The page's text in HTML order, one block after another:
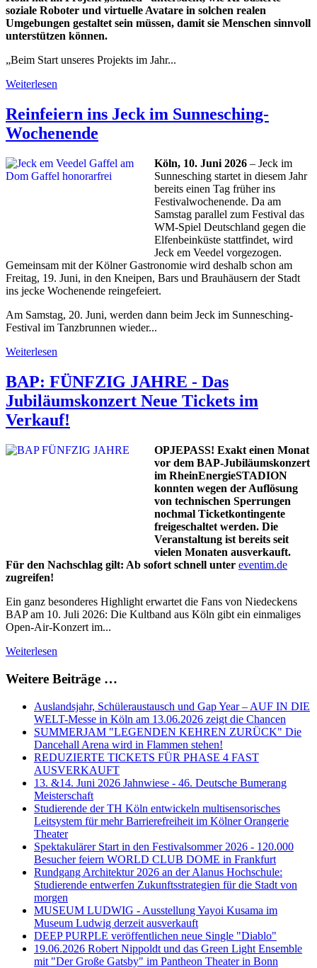
soziale Roboter und virtuelle Avatare in solchen realen
Umgebungen gestaltet sein müssen, damit sie Menschen sinnvoll
unterstützen können.
„Beim Start unseres Projekts im Jahr...
Weiterlesen
Reinfeiern ins Jeck im Sunnesching-
Wochenende
Köln, 10. Juni 2026 – Jeck im
Sunnesching startet in diesem Jahr
bereits einen Tag früher ins
Festivalwochenende. Da am
Samstag parallel zum Festival das
WM-Spiel Deutschland gegen die
Elfenbeinküste stattfindet, wird
Jeck em Veedel vorgezogen.
Gemeinsam mit der Kölner Gastronomie wird deshalb schon am
Freitag, 19. Juni, in den Kneipen, Bars und Brauhäusern der Stadt
ins jecke Wochenende reingefeiert.
Am Samstag, 20. Juni, werden dann beim Jeck im Sunnesching-
Festival im Tanzbrunnen wieder...
Weiterlesen
BAP: FÜNFZIG JAHRE - Das
Jubiläumskonzert Neue Tickets im
Verkauf!
OPJEPASS! Exakt einen Monat
vor dem BAP-Jubiläumskonzert
im RheinEnergieSTADION
konnten wegen der Auflösung
von technischen Sperrungen
nochmal Ticketkontingente
freigeschaltet werden. Die
Veranstaltung ist bereits seit
vielen Monaten ausverkauft.
Für den Nachschlag gilt: Ab sofort schnell unter eventim.de
zugreifen!
Ein ganz besonderes Highlight erwartet die Fans von Niedeckens
BAP am 10. Juli 2026: Die Kultband aus Köln gibt ein einmaliges
Open-Air-Konzert im...
Weiterlesen
Weitere Beiträge …
Auslandsjahr, Schüleraustausch und Gap Year – AUF IN DIE
WELT-Messe in Köln am 13.06.2026 zeigt die Chancen
SUMMERJAM "LEGENDEN KEHREN ZURÜCK" Die
Dancehall Arena wird in Flammen stehen!
REDUZIERTE TICKETS FÜR PHASE 4 FAST
AUSVERKAUFT
13. &14. Juni 2026 Jahnwiese - 46. Deutsche Bumerang
Meisterschaft
Studierende der TH Köln entwickeln multisensorisches
Leitsystem für mehr Barrierefreiheit im Kölner Orangerie
Theater
Spektakulärer Start in den Festivalsommer 2026 - 120.000
Besucher feiern WORLD CLUB DOME in Frankfurt
Rundgang Architektur 2026 an der Alanus Hochschule:
Studierende entwerfen Zukunftsstrategien für die Stadt von
morgen
MUSEUM LUDWIG - Ausstellung Yayoi Kusama im
Museum Ludwig derzeit ausverkauft
DEEP PURPLE veröffentlichen neue Single "Diablo"
19.06.2026 Robert Nippoldt und das Green Light Ensemble
mit "Der Große Gatsby" im Pantheon Theater in Bonn